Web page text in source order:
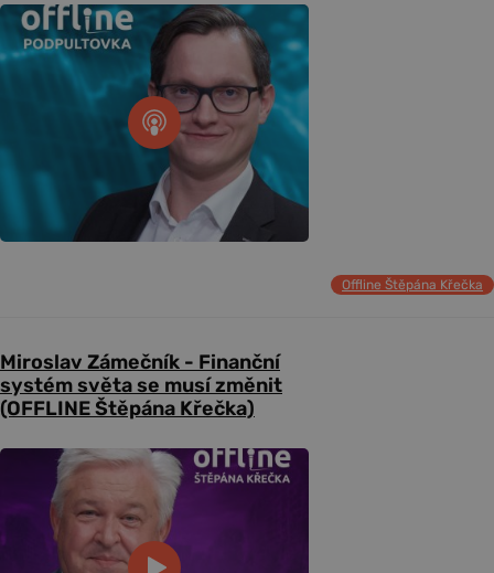
Offline Štěpána Křečka
Miroslav Zámečník - Finanční
systém světa se musí změnit
(OFFLINE Štěpána Křečka)